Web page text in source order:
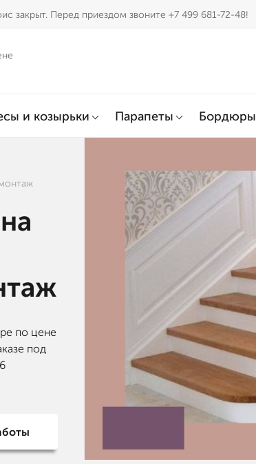
закрыт. Перед приездом звоните +7 499 681-72-48!
и козырьки Парапеты Бордюры
по цене
под